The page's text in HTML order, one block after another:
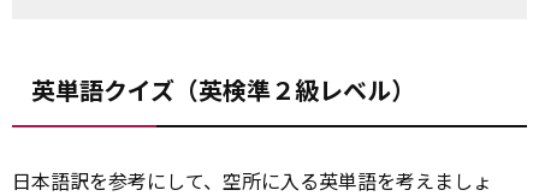
英単語クイズ（英検準２級レベル）
日本語訳を参考にして、空所に入る英単語を考えましょ